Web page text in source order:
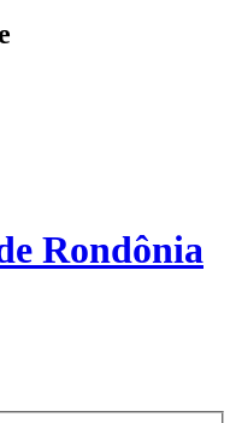
Rondônia